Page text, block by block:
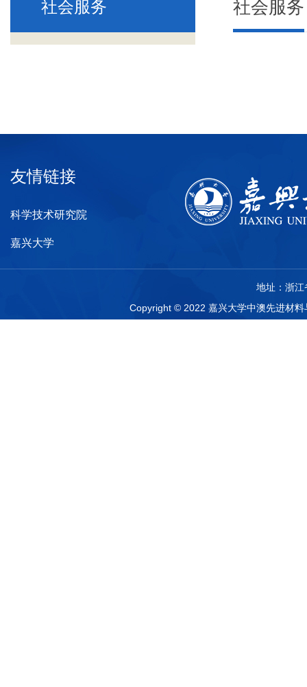
社会服务 社会服务
友情链接
科学技术研究院
嘉兴大学
地址：浙
Copyright © 2022 嘉兴大学中澳先进